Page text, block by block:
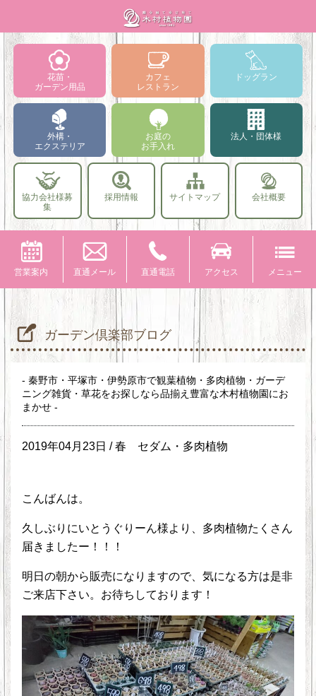
花苗・
ガーデン用品
カフェ
レストラン
ドッグラン
外構・
エクステリア
お庭の
お手入れ
法人・団体様
協力会社様募
集
採用情報 サイトマップ 会社概要
営業案内 直通メール 直通電話 アクセス メニュー
ガーデン倶楽部ブログ
- 秦野市・平塚市・伊勢原市で観葉植物・多肉植物・ガーデ
ニング雑貨・草花をお探しなら品揃え豊富な木村植物園にお
まかせ -
2019年04月23日 /春 セダム・多肉植物
こんばんは。
久しぶりにいとうぐりーん様より、多肉植物たくさん
届きましたー！！！
明日の朝から販売になりますので、気になる方は是非
ご来店下さい。お待ちしております！